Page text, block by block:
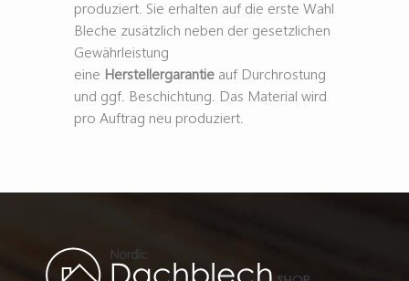
produziert. Sie erhalten auf die erste Wahl
Bleche zusätzlich neben der gesetzlichen
Gewährleistung
eine Herstellergarantieauf Durchrostung
und ggf. Beschichtung. Das Material wird
pro Auftrag neu produziert.